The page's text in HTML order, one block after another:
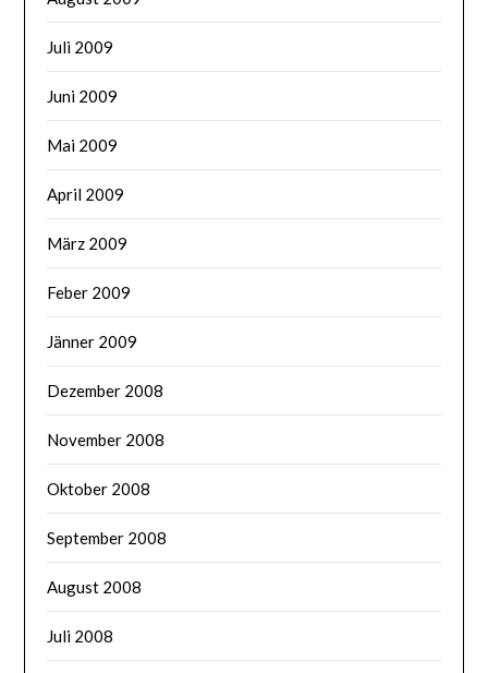
Juli 2009
Juni 2009
Mai 2009
April 2009
März 2009
Feber 2009
Jänner 2009
Dezember 2008
November 2008
Oktober 2008
September 2008
August 2008
Juli 2008